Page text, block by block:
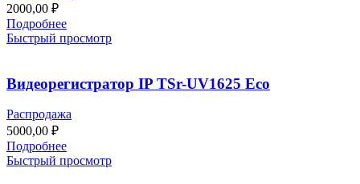
2000,00 ₽
Подробнее
Быстрый просмотр
Видеорегистратор IP TSr-UV1625 Eco
Распродажа
5000,00 ₽
Подробнее
Быстрый просмотр